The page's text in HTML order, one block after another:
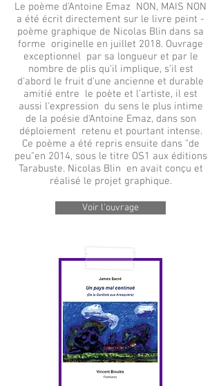
Le poème d'Antoine Emaz NON, MAIS NON
a été écrit directement sur le livre peint -
poème graphique de Nicolas Blin dans sa
forme originelle en juillet 2018. Ouvrage
exceptionnel par sa longueur et par le
nombre de plis qu'il implique, s'il est
d'abord le fruit d'une ancienne et durable
amitié entre le poète et l'artiste, il est
aussi l'expression du sens le plus intime
de la poésie d'Antoine Emaz, dans son
déploiement retenu et pourtant intense.
Ce poème a été repris ensuite dans "de
peu"en 2014, sous le titre OS1 aux éditions
Tarabuste. Nicolas Blin en avait conçu et
réalisé le projet graphique.
Voir l'ouvrage